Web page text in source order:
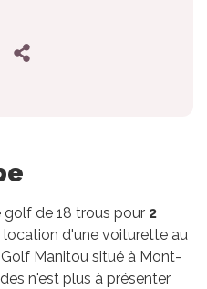
golf de 18 trous pour 2
d'une voiturette au
Manitou situé à Mont-
n'est plus à présenter